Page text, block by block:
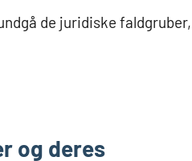
de juridiske faldgruber,
og deres